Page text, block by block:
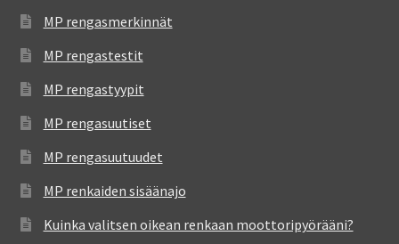
MP rengasmerkinnät
MP rengastestit
MP rengastyypit
MP rengasuutiset
MP rengasuutuudet
MP renkaiden sisäänajo
Kuinka valitsen oikean renkaan moottoripyörääni?